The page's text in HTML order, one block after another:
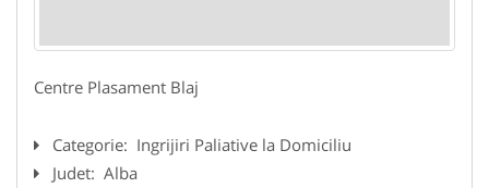
Centre Plasament Blaj
Categorie: Ingrijiri Paliative la Domiciliu
Judet: Alba